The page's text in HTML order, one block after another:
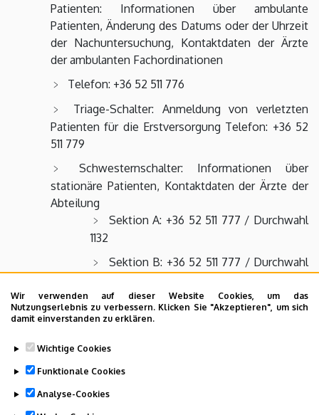
Wir verwenden auf dieser Website Cookies, um das
Nutzungserlebnis zu verbessern. Klicken Sie "Akzeptieren", um sich
damit einverstanden zu erklären.
Wichtige Cookies
Funktionale Cookies
Analyse-Cookies
Patienten: Informationen über ambulante
Patienten, Änderung des Datums oder der Uhrzeit
der Nachuntersuchung, Kontaktdaten der Ärzte
der ambulanten Fachordinationen
Telefon: +36 52 511 776
Triage-Schalter: Anmeldung von verletzten
Patienten für die Erstversorgung Telefon: +36 52
511 779
Schwesternschalter: Informationen über
stationäre Patienten, Kontaktdaten der Ärzte der
Abteilung
Sektion A: +36 52 511 777 / Durchwahl
1132
Sektion B: +36 52 511 777 / Durchwahl
Sektion C: +36 52 511 777 / Durchwahl
1149
Sektion D: +36 52 511 777 / Durchwahl
Last update: